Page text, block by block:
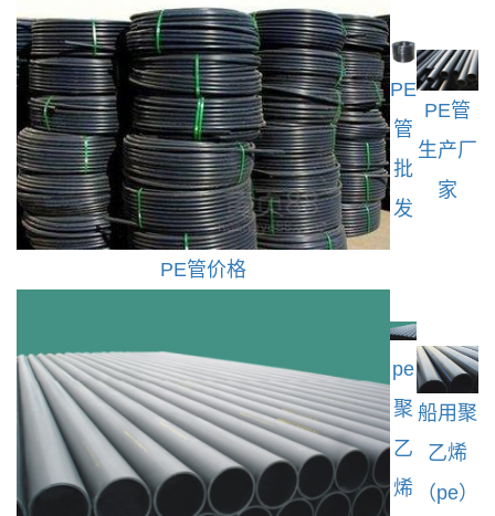
PE管价格
PE
管
批
发
PE管
生产厂
家
pe
聚
乙
烯
船用聚
乙烯
（pe）